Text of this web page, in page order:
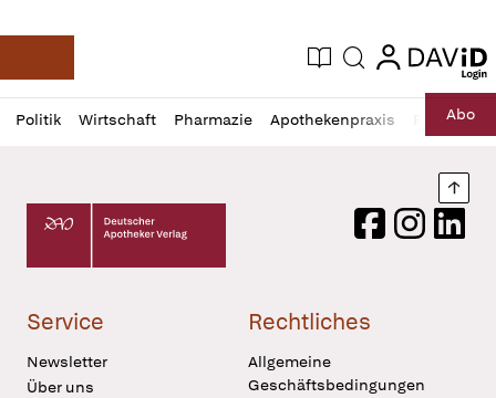
Deutsche Apotheker Zeitung
Aktuelle Ausgabe
Suche login
login
Politik Wirtschaft Pharmazie Apothekenpraxis RechtAbo
Profil
öffnen
Daz
Pur
Deutscher Apotheker Verlag Logo
FacebookInstagram
Service
Newsletter
Über uns
Rechtliches
Allgemeine
Geschäftsbedingungen